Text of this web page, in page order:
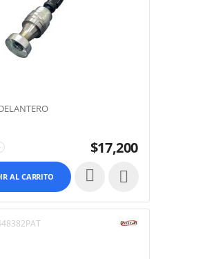
$17,200
AL CARRITO 